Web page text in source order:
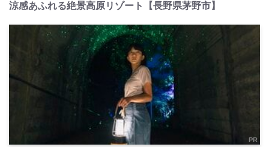
涼感あふれる絶景高原リゾート【長野県茅野市】
PR